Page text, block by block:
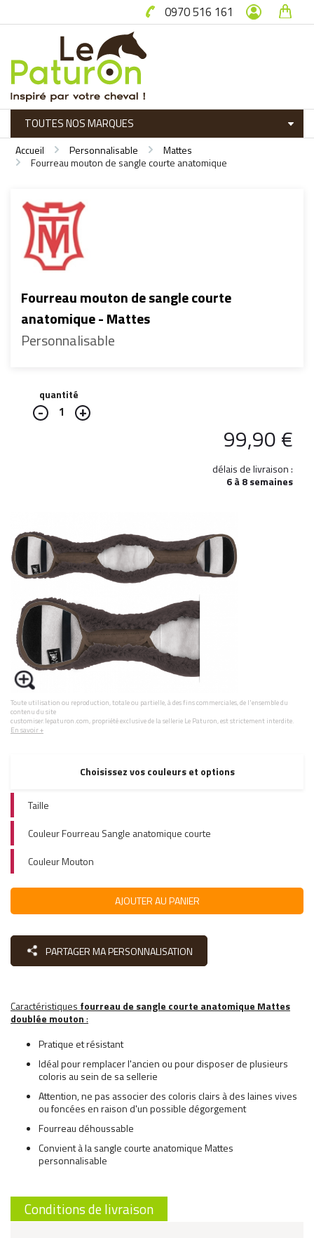
0970 516 161
Accueil Personnalisable
Mattes
Fourreau mouton de sangle courte anatomique
Fourreau mouton de sangle courte
anatomique - Mattes
Personnalisable
quantité
1
99,90€
délais de livraison :
6 à 8 semaines
Toute utilisation ou reproduction, totale ou partielle, à des fins commerciales, de l'ensemble du
contenu du site
customiser.lepaturon.com, propriété exclusive de la sellerie Le Paturon, est strictement interdite.
En savoir +
Choisissez vos couleurs et options
Taille
Couleur Fourreau Sangle anatomique courte
Couleur Mouton
AJOUTER AU PANIER
PARTAGER MA PERSONNALISATION
Caractéristiques fourreau de sangle courte anatomique Mattes
doublée mouton:
Pratique et résistant
Idéal pour remplacer l'ancien ou pour disposer de plusieurs
coloris au sein de sa sellerie
Attention, ne pas associer des coloris clairs à des laines vives
ou foncées en raison d'un possible dégorgement
Fourreau déhoussable
Convient à la sangle courte anatomique Mattes
personnalisable
Conditions de livraison